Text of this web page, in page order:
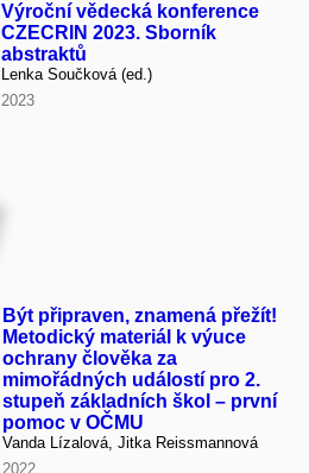
Výroční vědecká konference
CZECRIN 2023. Sborník
abstraktů
Lenka Součková (ed.)
2023
Být připraven, znamená přežít!
Metodický materiál k výuce
ochrany člověka za
mimořádných událostí pro 2.
stupeň základních škol – první
pomoc v OČMU
Vanda Lízalová, Jitka Reissmannová
2022